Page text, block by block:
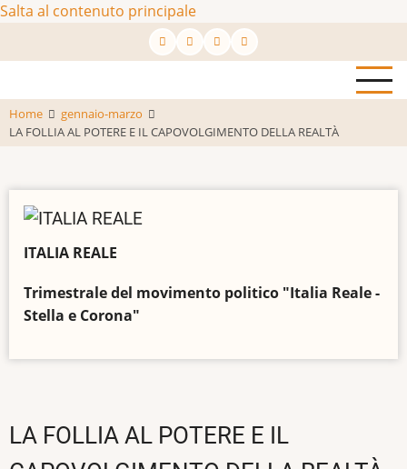
Salta al contenuto principale
Home
gennaio-marzo
LA FOLLIA AL POTERE E IL CAPOVOLGIMENTO DELLA REALTÀ
ITALIA REALE
Trimestrale del movimento politico "Italia Reale -
Stella e Corona"
LA FOLLIA AL POTERE E IL